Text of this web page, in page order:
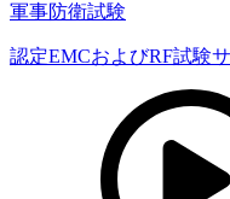
軍事防衛試験
認定EMCおよびRF試験